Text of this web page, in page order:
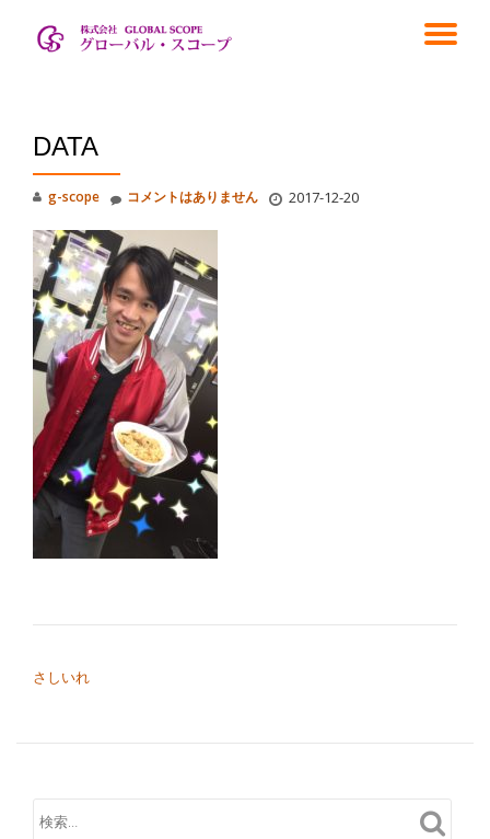
ナ
え
DATA
g-scope 2017-12-20
コメントはありません
さしいれ